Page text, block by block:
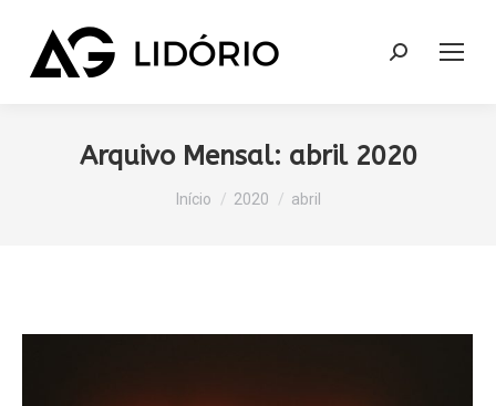
Search:
Arquivo Mensal: abril 2020
Você está aqui:
Início 2020 abril